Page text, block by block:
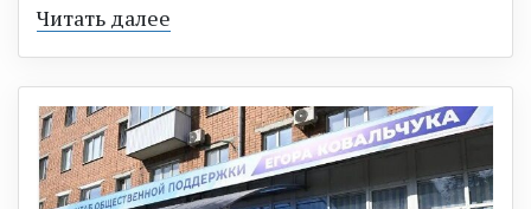
Читать далее